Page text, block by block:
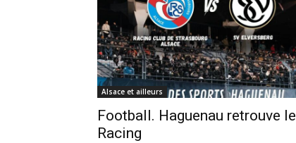
Alsace et ailleurs
Football. Haguenau retrouve le
Racing